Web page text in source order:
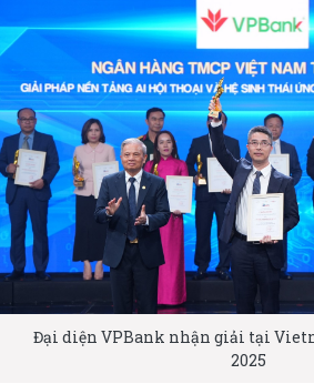
Đại diện VPBank nhận giải tại
2025